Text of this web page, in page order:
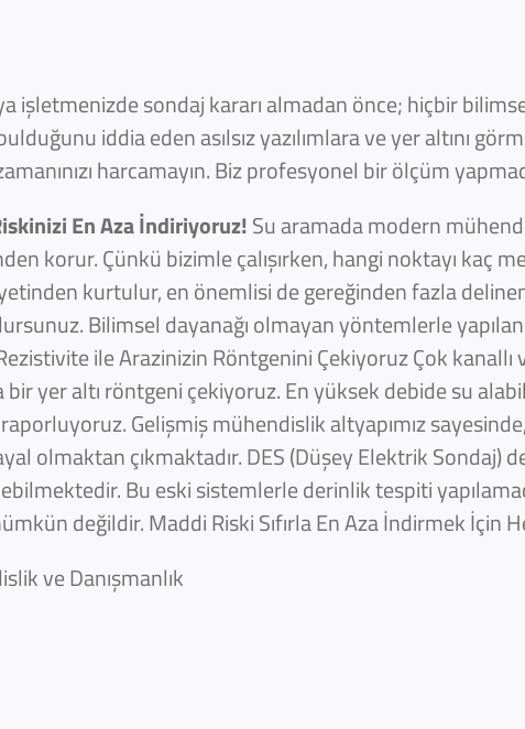
işletmenizde sondaj kararı almadan önce; hiçbir
iddia eden asılsız yazılımlara ve yer altını
harcamayın. Biz profesyonel bir ölçüm
En Aza İndiriyoruz!Su aramada modern
korur. Çünkü bizimle çalışırken, hangi noktayı kaç
kurtulur, en önemlisi de gereğinden fazla
Bilimsel dayanağı olmayan yöntemlerle
ile Arazinizin Röntgenini Çekiyoruz Çok
yer altı röntgeni çekiyoruz. En yüksek debide su
Gelişmiş mühendislik altyapımız sayesinde,
olmaktan çıkmaktadır. DES (Düşey Elektrik Sondaj)
Bu eski sistemlerle derinlik tespiti
değildir. Maddi Riski Sıfırla En Aza İndirmek İçin
ve Danışmanlık